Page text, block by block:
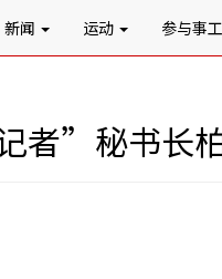
新闻 运动 参与事工
者”秘书长